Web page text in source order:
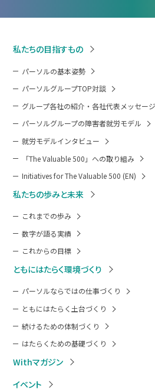
私たちの目指すもの
パーソルの基本姿勢
パーソルグループTOP対談
グループ各社の紹介・各社代表メッセージ
パーソルグループの障害者就労モデル
就労モデルインタビュー
「The Valuable 500」への取り組み
Initiatives for The Valuable 500 (EN)
私たちの歩みと未来
これまでの歩み
数字が語る実績
これからの目標
ともにはたらく環境づくり
パーソルならではの仕事づくり
ともにはたらく土台づくり
続けるための体制づくり
はたらくための基礎づくり
Withマガジン
イベント